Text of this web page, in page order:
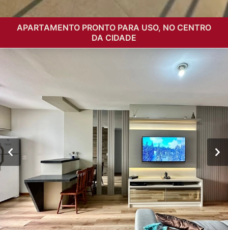
APARTAMENTO PRONTO PARA USO, NO CENTRO
DA CIDADE